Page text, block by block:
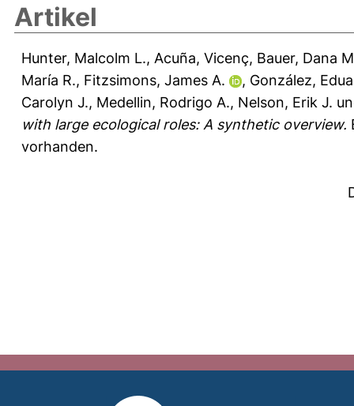
Artikel
Hunter, Malcolm L., Acuña, Vicenç, Bauer, Dana
María R., Fitzsimons, James A. , González,
Carolyn J., Medellin, Rodrigo A., Nelson, Erik J.
with large ecological roles: A synthetic overview.
vorhanden.